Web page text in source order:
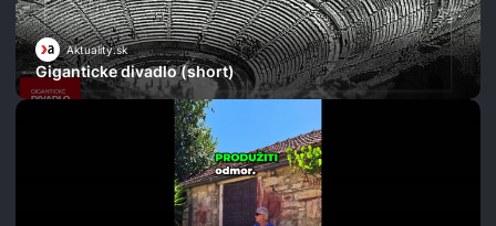
Aktuality.sk
Giganticke divadlo (short)